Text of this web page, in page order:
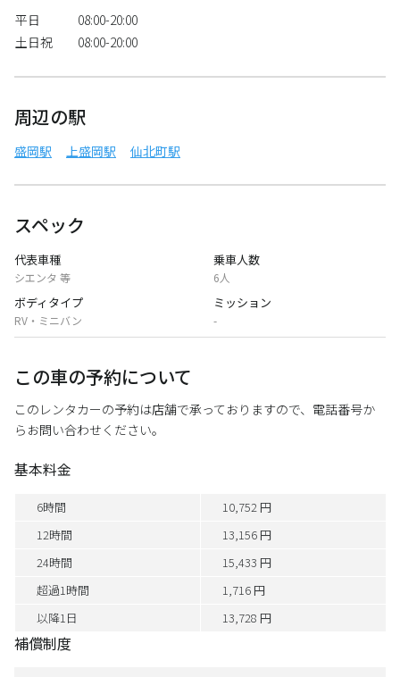
平日
08:00-20:00
土日祝
08:00-20:00
周辺の駅
盛岡駅 上盛岡駅 仙北町駅
スペック
代表車種
シエンタ 等
乗車人数
6人
ボディタイプ
RV・ミニバン
ミッション
-
この車の予約について
このレンタカーの予約は店舗で承っておりますので、電話番号か
らお問い合わせください。
基本料金
6時間
10,752 円
12時間
13,156 円
24時間
15,433 円
超過1時間
1,716 円
以降1日
13,728 円
補償制度